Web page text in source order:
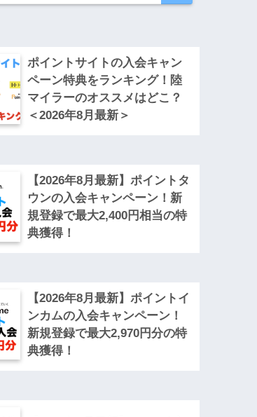
ポイントサイトの入会キャン
ペーン特典をランキング！陸
マイラーのオススメはどこ？
＜2026年8月最新＞
【2026年8月最新】ポイントタ
ウンの入会キャンペーン！新
規登録で最大2,400円相当の特
典獲得！
【2026年8月最新】ポイントイ
ンカムの入会キャンペーン！
新規登録で最大2,970円分の特
典獲得！